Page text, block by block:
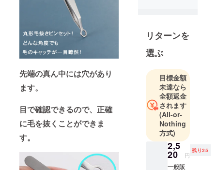
先端の真ん中には穴があり
ます。
目で確認できるので、正確
に毛を抜くことができま
す。
イデアを融
合させた製
品を生み出
していま
す。
これまでに
ない体験を
皆様にお届
けすること
を目指して
います。
リターンを
選ぶ
目標金額
未達なら
全額返金
されます
(All-or-
Nothing
方式)
2,5
20 円
残り25
一般販